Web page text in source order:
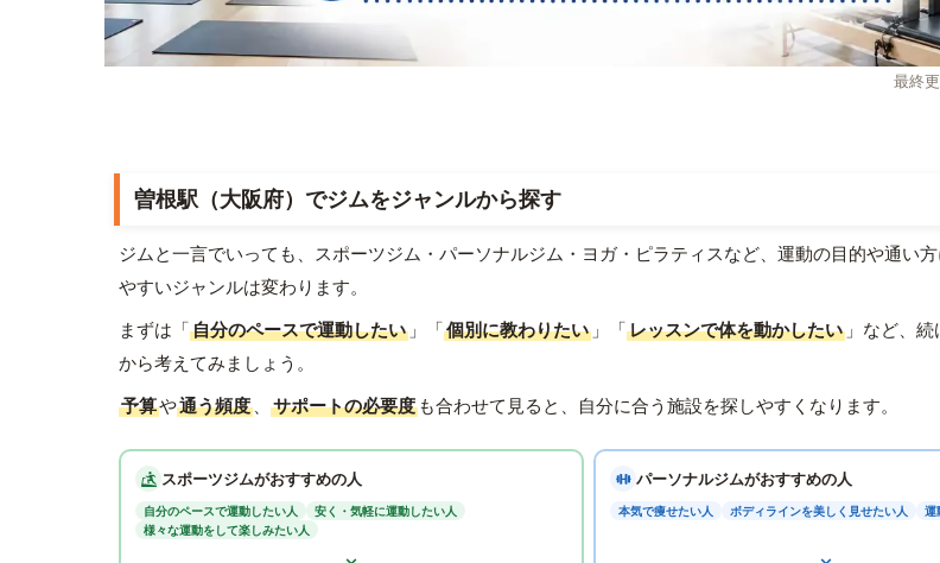
最終
曽根駅（大阪府）でジムをジャンルから探す
ジムと一言でいっても、スポーツジム・パーソナルジム・ヨガ・ピラティスなど、運動の目的や通い
やすいジャンルは変わります。
まずは「自分のペースで運動したい 」「個別に教わりたい 」「レッスンで体を動かしたい 」など、
から考えてみましょう。
予算や通う頻度 、 サポートの必要度 も合わせて見ると、自分に合う施設を探しやすくなります。
スポーツジムがおすすめの人
自分のペースで運動したい人
安く・気軽に運動したい人
様々な運動をして楽しみたい人
パーソナルジムがおすすめの人
本気で痩せたい人 ボディラインを美しく見せたい人 運